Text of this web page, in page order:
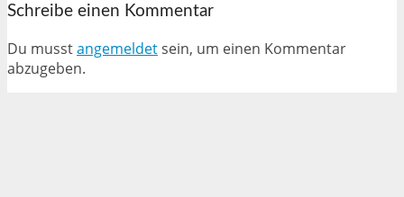
Schreibe einen Kommentar
Du musstangemeldetsein, um einen Kommentar
abzugeben.